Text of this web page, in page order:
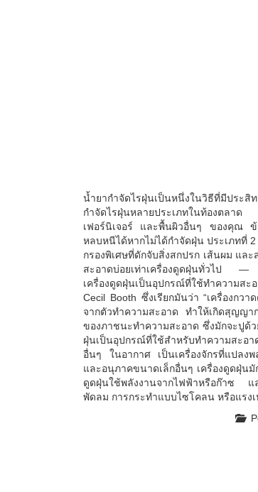
น้ำยากำจัดไรฝุ่นเป็นหนึ่งในวิธีที่มีปร
กำจัดไรฝุ่นหลายประเภทในท้องตลา
เฟอร์นิเจอร์ และพื้นผิวอื่นๆ ของคุณ ข้อ
หลบหนีได้หากไม่ได้กำจัดฝุ่น ประเภทที่
กรองพิเศษที่ดักจับสิ่งสกปรก เส้นผม แล
สะอาดบ่อยเท่าเครื่องดูดฝุ่นทั่วไป —
เครื่องดูดฝุ่นเป็นอุปกรณ์ที่ใช้ทำความส
Cecil Booth ซึ่งเรียกมันว่า “เครื่องกว
จากตัวทำความสะอาด ทำให้เกิดสุญญา
ของภาชนะทำความสะอาด ซึ่งมักจะปูด้
ฝุ่นเป็นอุปกรณ์ที่ใช้สำหรับทำความสะ
อื่นๆ ในอากาศ เป็นเครื่องจักรที่แปลงพ
และอนุภาคขนาดเล็กอื่นๆ เครื่องดูดฝุ่น
ดูดฝุ่นใช้พลังงานจากไฟฟ้าหรือก๊าซ แ
พัดลม การกระทำแบบไซโคลน หรือแรง